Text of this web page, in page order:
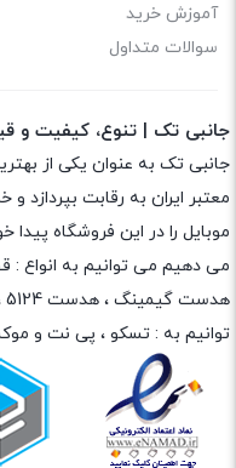
آموزش خرید
سوالات متداول
جانبی تک | تنوع، کیفیت و
جانبی تک به عنوان یکی از
معتبر ایران به رقابت
موبایل را در این فروشگاه
می دهیم می توانیم به انواع :
هدست گیمینگ ، هدست 5124 ، هدست 5126 ،
توانیم به : تسکو ، پی نت و